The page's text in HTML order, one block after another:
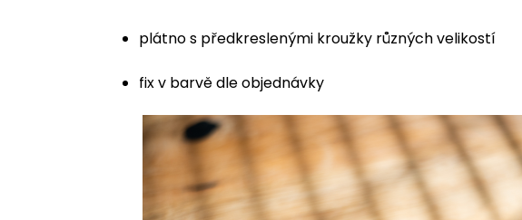
plátno s předkreslenými kroužky různých velikostí
fix v barvě dle objednávky